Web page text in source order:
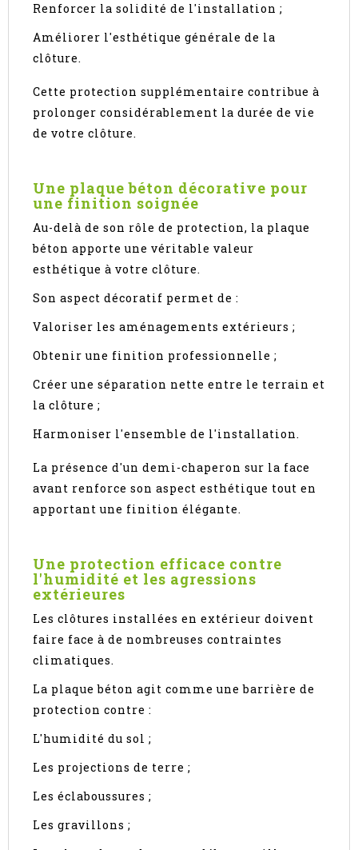
Renforcer la solidité de l'installation ;
Améliorer l'esthétique générale de la
clôture.
Cette protection supplémentaire contribue à
prolonger considérablement la durée de vie
de votre clôture.
Une plaque béton décorative pour
une finition soignée
Au-delà de son rôle de protection, la plaque
béton apporte une véritable valeur
esthétique à votre clôture.
Son aspect décoratif permet de :
Valoriser les aménagements extérieurs ;
Obtenir une finition professionnelle ;
Créer une séparation nette entre le terrain et
la clôture ;
Harmoniser l'ensemble de l'installation.
La présence d'un demi-chaperon sur la face
avant renforce son aspect esthétique tout en
apportant une finition élégante.
Une protection efficace contre
l'humidité et les agressions
extérieures
Les clôtures installées en extérieur doivent
faire face à de nombreuses contraintes
climatiques.
La plaque béton agit comme une barrière de
protection contre :
L'humidité du sol ;
Les projections de terre ;
Les éclaboussures ;
Les gravillons ;